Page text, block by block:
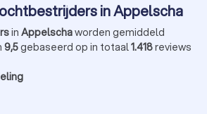
in Appelscha
in Appelschaworden gemiddeld
9,5gebaseerd op in totaal1.418reviews